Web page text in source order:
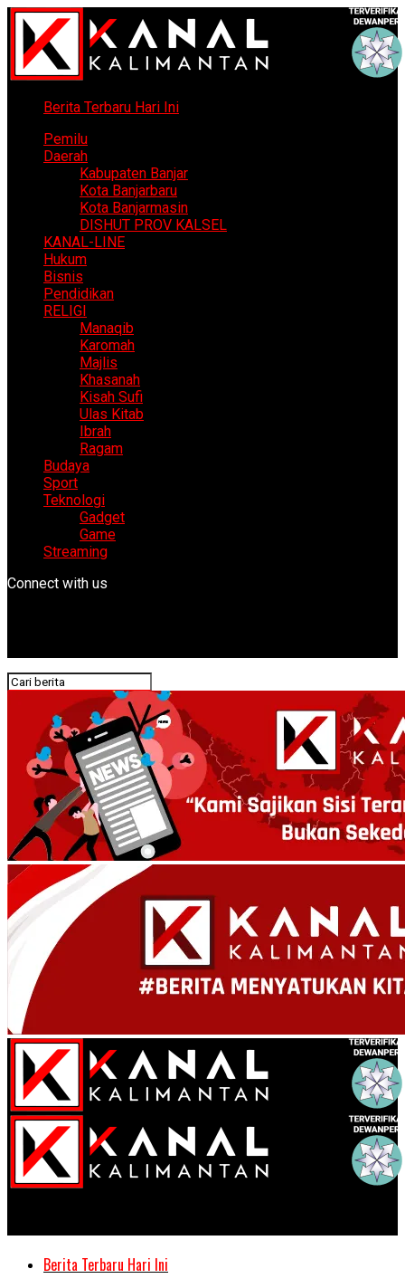
Berita Terbaru Hari Ini
Pemilu
Daerah
Kabupaten Banjar
Kota Banjarbaru
Kota Banjarmasin
DISHUT PROV KALSEL
KANAL-LINE
Hukum
Bisnis
Pendidikan
RELIGI
Manaqib
Karomah
Majlis
Khasanah
Kisah Sufi
Ulas Kitab
Ibrah
Ragam
Budaya
Sport
Teknologi
Gadget
Game
Streaming
Connect with us
Berita Terbaru Hari Ini